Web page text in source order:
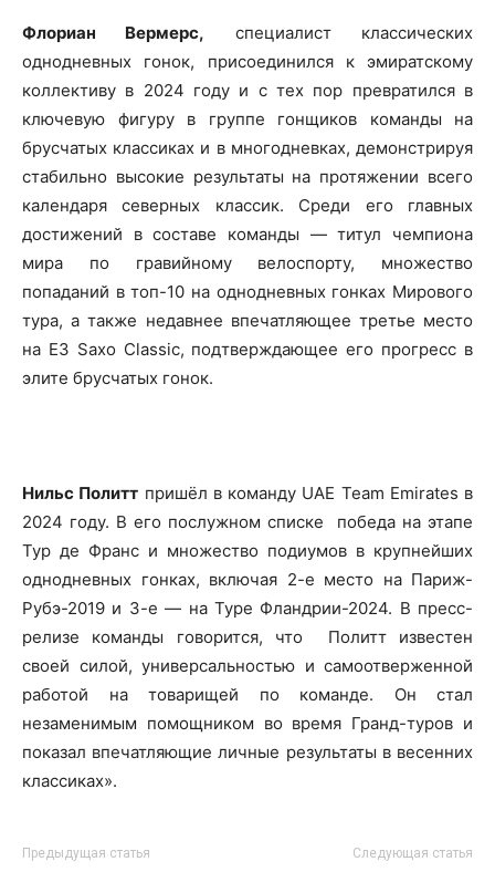
Флориан Вермерс, специалист классических
однодневных гонок, присоединился к эмиратскому
коллективу в 2024 году и с тех пор превратился в
ключевую фигуру в группе гонщиков команды на
брусчатых классиках и в многодневках, демонстрируя
стабильно высокие результаты на протяжении всего
календаря северных классик. Среди его главных
достижений в составе команды — титул чемпиона
мира по гравийному велоспорту, множество
попаданий в топ-10 на однодневных гонках Мирового
тура, а также недавнее впечатляющее третье место
на E3 Saxo Classic, подтверждающее его прогресс в
элите брусчатых гонок.
Нильс Политт пришёл в команду UAE Team Emirates в
2024 году. В его послужном списке победа на этапе
Тур де Франс и множество подиумов в крупнейших
однодневных гонках, включая 2-е место на Париж-
Рубэ-2019 и 3-е — на Туре Фландрии-2024. В пресс-
релизе команды говорится, что Политт известен
своей силой, универсальностью и самоотверженной
работой на товарищей по команде. Он стал
незаменимым помощником во время Гранд-туров и
показал впечатляющие личные результаты в весенних
классиках».
Предыдущая статья Следующая статья